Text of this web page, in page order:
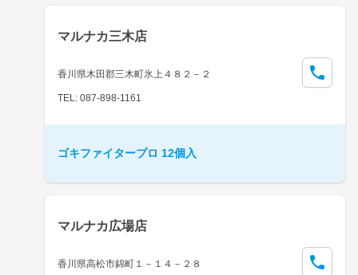
マルナカ三木店
香川県木田郡三木町氷上４８２－２
TEL: 087-898-1161
ゴキファイタープロ 12個入
マルナカ広場店
香川県高松市錦町１－１４－２８